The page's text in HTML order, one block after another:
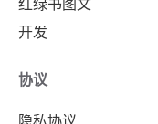
红绿书图文
开发
协议